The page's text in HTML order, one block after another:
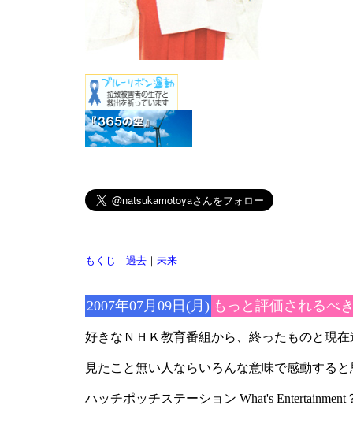
もくじ ｜ 過去｜ 未来
2007年07月09日(月) もっと評価されるべ
好きなＮＨＫ教育番組から、終ったものと現
見たこと無い人ならいろんな意味で感動すると
ハッチポッチステーション What's Entertainment